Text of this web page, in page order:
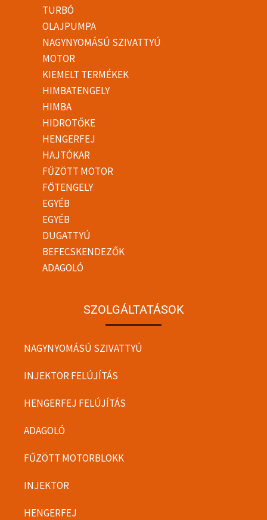
TURBÓ
OLAJPUMPA
NAGYNYOMÁSÚ SZIVATTYÚ
MOTOR
KIEMELT TERMÉKEK
HIMBATENGELY
HIMBA
HIDROTŐKE
HENGERFEJ
HAJTÓKAR
FŰZÖTT MOTOR
FŐTENGELY
EGYÉB
EGYÉB
DUGATTYÚ
BEFECSKENDEZŐK
ADAGOLÓ
SZOLGÁLTATÁSOK
NAGYNYOMÁSÚ SZIVATTYÚ
INJEKTOR FELÚJÍTÁS
HENGERFEJ FELÚJÍTÁS
ADAGOLÓ
FŰZÖTT MOTORBLOKK
INJEKTOR
HENGERFEJ